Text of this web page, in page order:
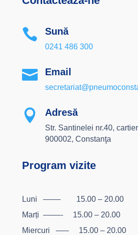
 Sună
0241 486 300
 Email
 Adresă
Str. Santinelei nr.40,
900002, Constanţa
Program vizite
Luni –––– 15.00 – 20.00
Marți ––––- 15.00 – 20.00
Miercuri ––– 15.00 – 20.00